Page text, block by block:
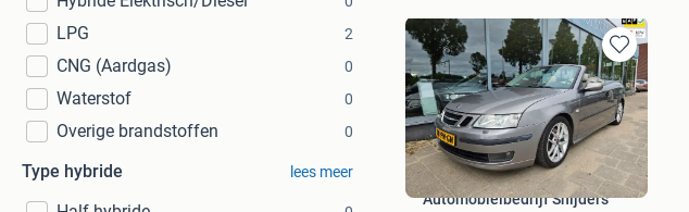
LPG 2
CNG (Aardgas) 0
Waterstof 0
Overige brandstoffen 0
Type hybride lees meer
Bewaren
in
Mijn
Favorieten
Automobielbedrijf Snijders